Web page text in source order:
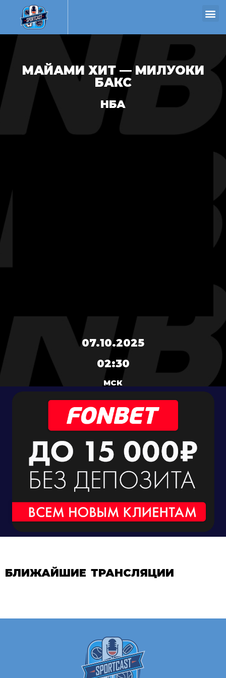
МАЙАМИ ХИТ — МИЛУОКИ
БАКС
НБА
07.10.2025
02:30
МСК
БЛИЖАЙШИЕ ТРАНСЛЯЦИИ